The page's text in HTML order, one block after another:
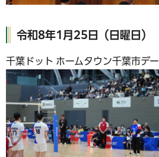
令和8年1月25日（日曜日）
千葉ドット ホームタウン千葉市デー